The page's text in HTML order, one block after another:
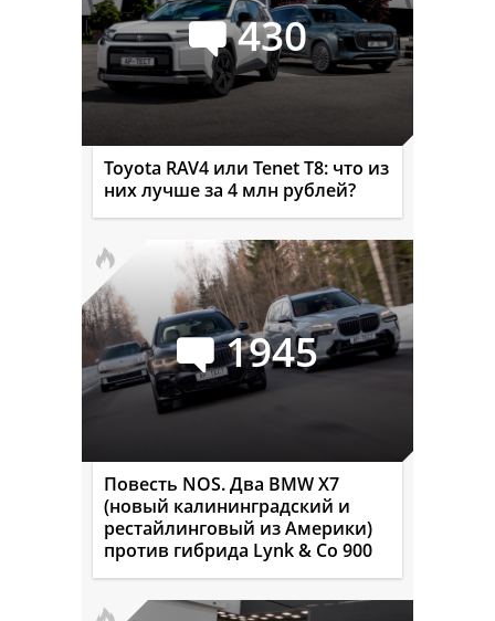
430
Toyota RAV4 или Tenet T8: что из
них лучше за 4 млн рублей?
1945
Повесть NOS. Два BMW X7
(новый калининградский и
рестайлинговый из Америки)
против гибрида Lynk & Co 900